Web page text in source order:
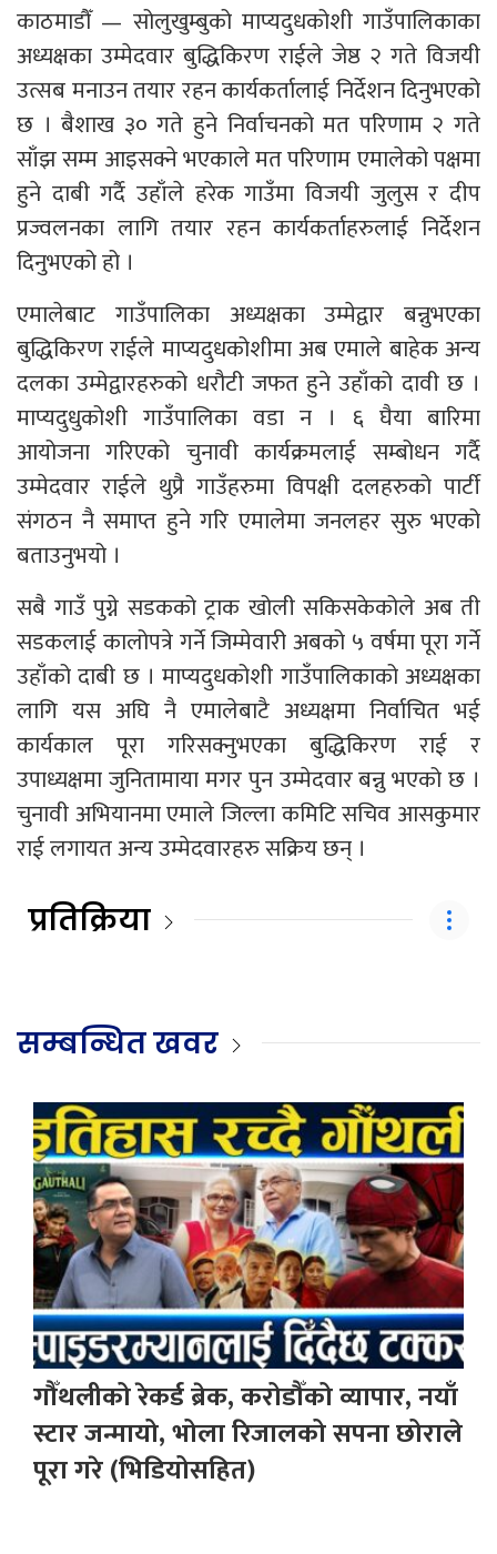
काठमाडौँ — सोलुखुम्बुको माप्यदुधकोशी गाउँपालिकाका
अध्यक्षका उम्मेदवार बुद्धिकिरण राईले जेष्ठ २ गते विजयी
उत्सब मनाउन तयार रहन कार्यकर्तालाई निर्देशन दिनुभएको
छ । बैशाख ३० गते हुने निर्वाचनको मत परिणाम २ गते
साँझ सम्म आइसक्ने भएकाले मत परिणाम एमालेको पक्षमा
हुने दाबी गर्दै उहाँले हरेक गाउँमा विजयी जुलुस र दीप
प्रज्वलनका लागि तयार रहन कार्यकर्ताहरुलाई निर्देशन
दिनुभएको हो ।
एमालेबाट गाउँपालिका अध्यक्षका उम्मेद्वार बन्नुभएका
बुद्धिकिरण राईले माप्यदुधकोशीमा अब एमाले बाहेक अन्य
दलका उम्मेद्वारहरुको धरौटी जफत हुने उहाँको दावी छ ।
माप्यदुधुकोशी गाउँपालिका वडा न । ६ घैया बारिमा
आयोजना गरिएको चुनावी कार्यक्रमलाई सम्बोधन गर्दै
उम्मेदवार राईले थुप्रै गाउँहरुमा विपक्षी दलहरुको पार्टी
संगठन नै समाप्त हुने गरि एमालेमा जनलहर सुरु भएको
बताउनुभयो ।
सबै गाउँ पुग्ने सडकको ट्राक खोली सकिसकेकोले अब ती
सडकलाई कालोपत्रे गर्ने जिम्मेवारी अबको ५ वर्षमा पूरा गर्ने
उहाँको दाबी छ । माप्यदुधकोशी गाउँपालिकाको अध्यक्षका
लागि यस अघि नै एमालेबाटै अध्यक्षमा निर्वाचित भई
कार्यकाल पूरा गरिसक्नुभएका बुद्धिकिरण राई र
उपाध्यक्षमा जुनितामाया मगर पुन उम्मेदवार बन्नु भएको छ ।
चुनावी अभियानमा एमाले जिल्ला कमिटि सचिव आसकुमार
राई लगायत अन्य उम्मेदवारहरु सक्रिय छन् ।
प्रतिक्रिया
सम्बन्धित खवर
गौँथलीको रेकर्ड ब्रेक, करोडौँको व्यापार, नयाँ
स्टार जन्मायो, भोला रिजालको सपना छोराले
पूरा गरे (भिडियोसहित)